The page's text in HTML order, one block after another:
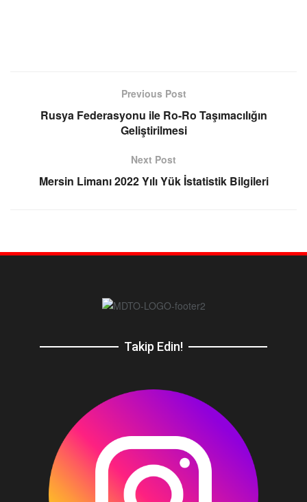
Previous Post
Rusya Federasyonu ile Ro-Ro Taşımacılığın
Geliştirilmesi
Next Post
Mersin Limanı 2022 Yılı Yük İstatistik Bilgileri
Takip Edin!